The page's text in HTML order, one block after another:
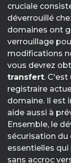
cruciale
déverrouillé
domaines ont
verrouillage
modifications
vous devrez
transfert.
registraire
domaine. Il est
aide aussi à
Ensemble, le
sécurisation du
essentielles
sans accroc